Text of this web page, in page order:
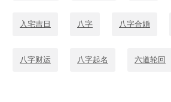
入宅吉日 八字 八字合婚
八字财运 八字起名 六道轮回